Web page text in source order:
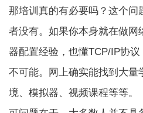
那培训真的有必要吗？这个问
者没有。如果你本身就在做网
器配置经验，也懂TCP/IP协
不可能。网上确实能找到大量
境、模拟器、视频课程等等。